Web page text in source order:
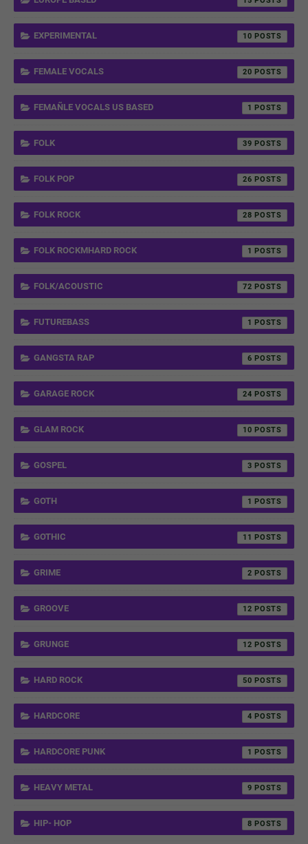
EXPERIMENTAL 10
FEMALE VOCALS 20
FEMAÑLE VOCALS US BASED 1
FOLK 39
FOLK POP 26
FOLK ROCK 28
FOLK ROCKMHARD ROCK 1
FOLK/ACOUSTIC 72
FUTUREBASS 1
GANGSTA RAP 6
GARAGE ROCK 24
GLAM ROCK 10
GOSPEL 3
GOTH 1
GOTHIC 11
GRIME 2
GROOVE 12
GRUNGE 12
HARD ROCK 50
HARDCORE 4
HARDCORE PUNK 1
HEAVY METAL 9
HIP- HOP 8